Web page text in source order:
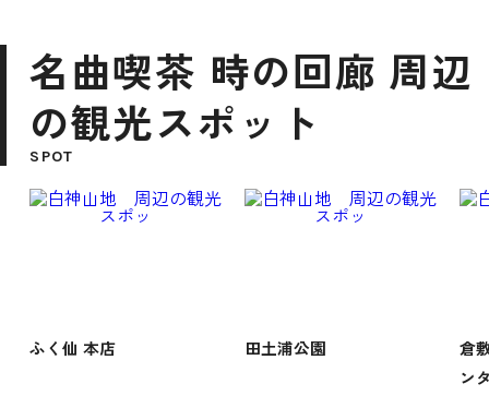
名曲喫茶 時の回廊 周辺
の観光スポット
SPOT
ふく仙 本店 田土浦公園
倉
ン